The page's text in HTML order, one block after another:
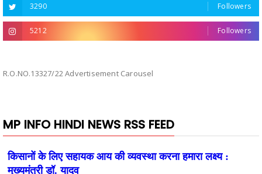
3290 Followers
5212 Followers
R.O.NO.13327/22 Advertisement Carousel
MP INFO HINDI NEWS RSS FEED